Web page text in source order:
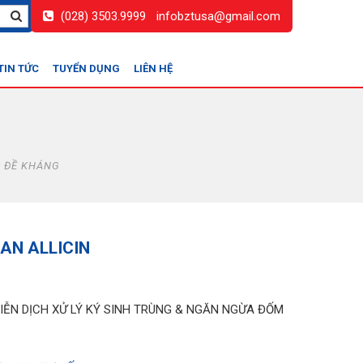
TỨC TUYỂN DỤNG LIÊN HỆ
(028) 3503.9999 infobztusa@gmail.com
ĐỀ KHÁNG
ALLICIN
DỊCH XỬ LÝ KÝ SINH TRÙNG & NGĂN NGỪA ĐỐM